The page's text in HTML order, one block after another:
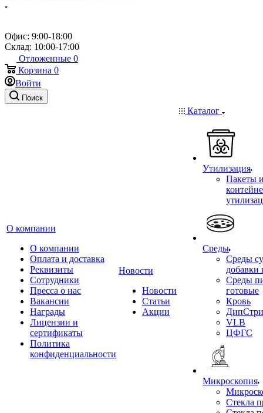
Офис: 9:00-18:00
Склад: 10:00-17:00
Отложенные 0
Корзина 0
Войти
Поиск
О компании
О компании
Оплата и доставка
Реквизиты
Сотрудники
Пресса о нас
Вакансии
Награды
Лицензии и
сертификаты
Политика
конфиденциальности
Новости
Новости
Статьи
Акции
Каталог
Утилизация
Пакеты
Среды
Среды
добавки
Среды
готовые
Кровь
VLB
ЦФГС
Микроскопия
Стекла